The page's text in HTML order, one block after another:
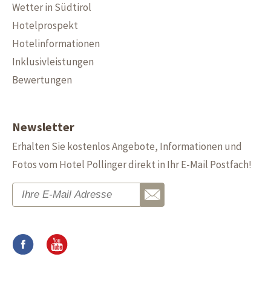
Wetter in Südtirol
Hotelprospekt
Hotelinformationen
Inklusivleistungen
Bewertungen
Newsletter
Erhalten Sie kostenlos Angebote, Informationen und
Fotos vom Hotel Pollinger direkt in Ihr E-Mail Postfach!